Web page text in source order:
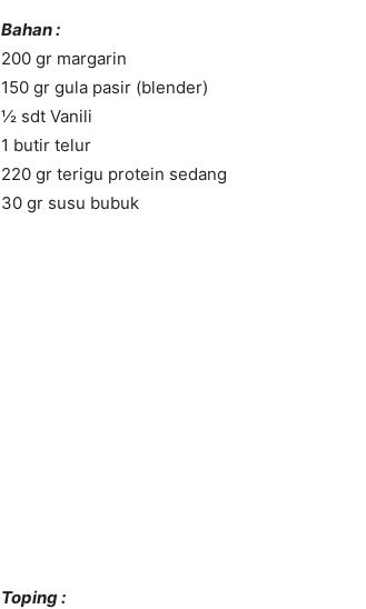
Bahan :
200 gr margarin
150 gr gula pasir (blender)
½ sdt Vanili
1 butir telur
220 gr terigu protein sedang
30 gr susu bubuk
Toping :